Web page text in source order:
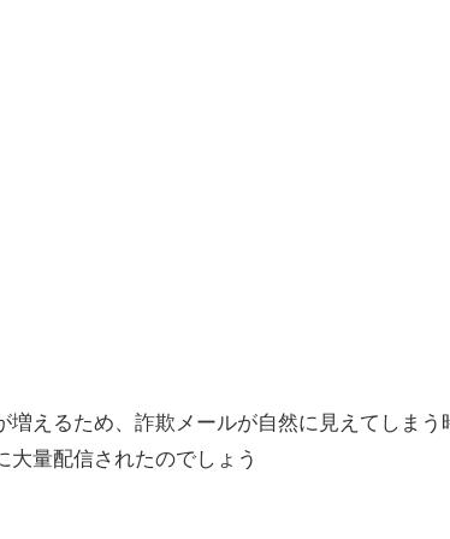
えるため、詐欺メールが自然に見えてしまう
量配信されたのでしょう